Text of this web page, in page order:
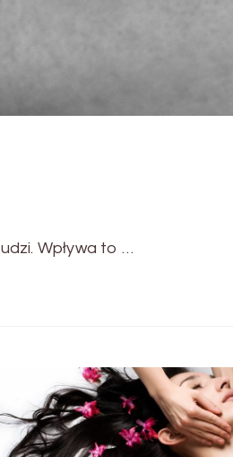
Wpływa to …